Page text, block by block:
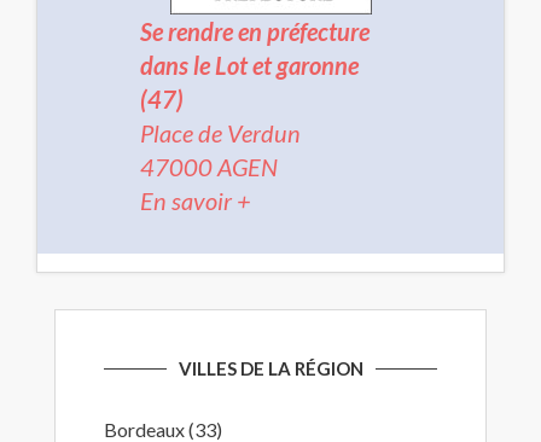
Se rendre en préfecture
dans le Lot et garonne
(47)
Place de Verdun
47000 AGEN
En savoir +
VILLES DE LA RÉGION
Bordeaux (33)